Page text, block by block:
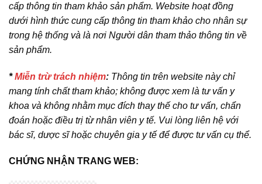
cấp thông tin tham khảo sản phẩm. Website hoạt đồng
dưới hình thức cung cấp thông tin tham khảo cho nhân sự
trong hệ thống và là nơi Người dân tham thảo thông tin về
sản phẩm.
*Miễn trừ trách nhiệm: Thông tin trên website này chỉ
mang tính chất tham khảo; không được xem là tư vấn y
khoa và không nhằm mục đích thay thế cho tư vấn, chẩn
đoán hoặc điều trị từ nhân viên y tế. Vui lòng liên hệ với
bác sĩ, dược sĩ hoặc chuyên gia y tế để được tư vấn cụ thể.
CHỨNG NHẬN TRANG WEB: